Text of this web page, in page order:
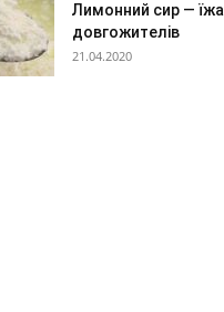
Лимонний сир — їжа
довгожителів
21.04.2020